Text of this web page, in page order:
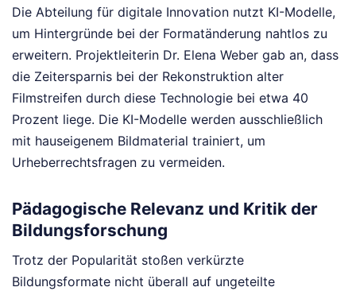
Die Abteilung für digitale Innovation nutzt KI-Modelle,
um Hintergründe bei der Formatänderung nahtlos zu
erweitern. Projektleiterin Dr. Elena Weber gab an, dass
die Zeitersparnis bei der Rekonstruktion alter
Filmstreifen durch diese Technologie bei etwa 40
Prozent liege. Die KI-Modelle werden ausschließlich
mit hauseigenem Bildmaterial trainiert, um
Urheberrechtsfragen zu vermeiden.
Pädagogische Relevanz und Kritik der
Bildungsforschung
Trotz der Popularität stoßen verkürzte
Bildungsformate nicht überall auf ungeteilte